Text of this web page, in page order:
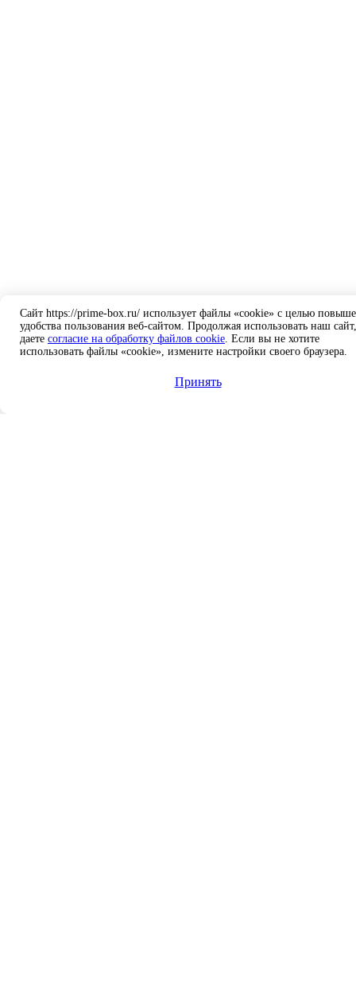
Сайт https://prime-box.ru/ использует файлы «cookie» с целью
удобства пользования веб-сайтом. Продолжая использовать наш
даете согласие на обработку файлов cookie. Если вы не хотите
использовать файлы «cookie», измените настройки своего браузера.
Принять